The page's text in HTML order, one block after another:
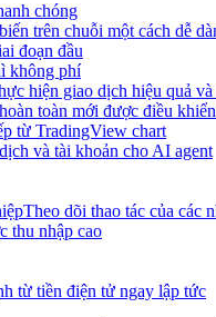
chóng
trên chuỗi một cách dễ
đoạn đầu
không phí
hiện giao dịch hiệu quả
toàn mới được điều
từ TradingView chart
và tài khoản cho AI agent
Theo dõi thao tác của các
thu nhập cao
từ tiền điện tử ngay lập tức